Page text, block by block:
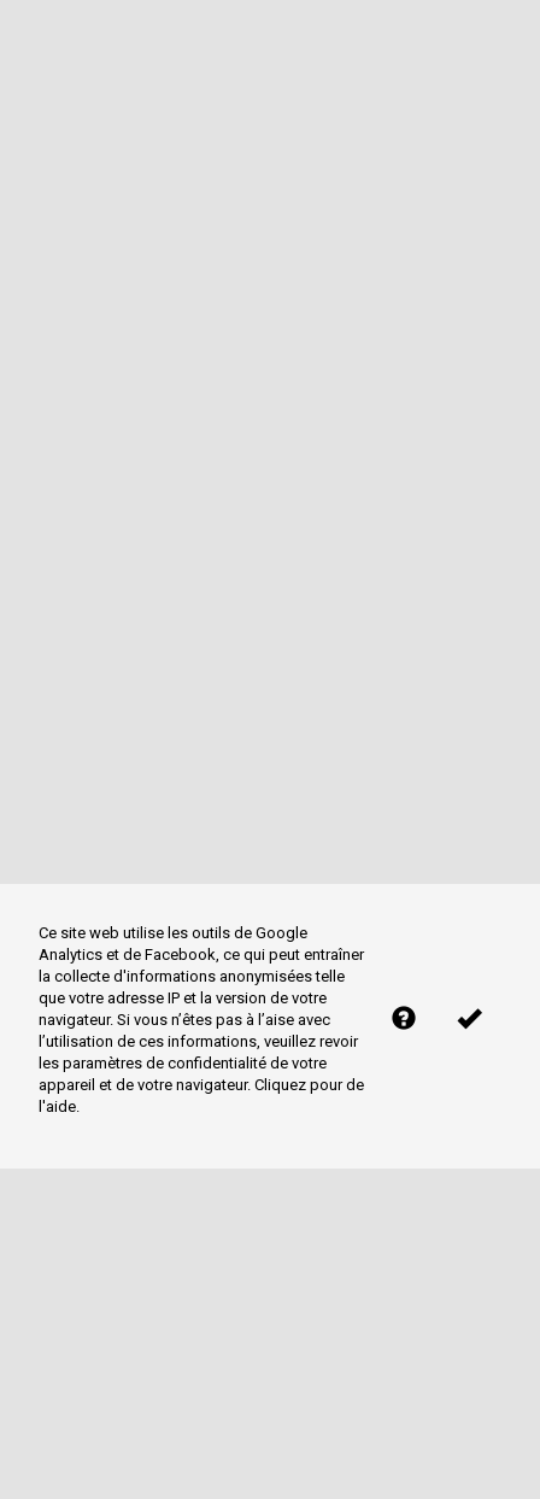
Ce site web utilise les outils de Google
Analytics et de Facebook, ce qui peut entraîner
la collecte d'informations anonymisées telle
que votre adresse IP et la version de votre
navigateur. Si vous n’êtes pas à l’aise avec
l’utilisation de ces informations, veuillez revoir
les paramètres de confidentialité de votre
appareil et de votre navigateur. Cliquez pour de
l'aide.